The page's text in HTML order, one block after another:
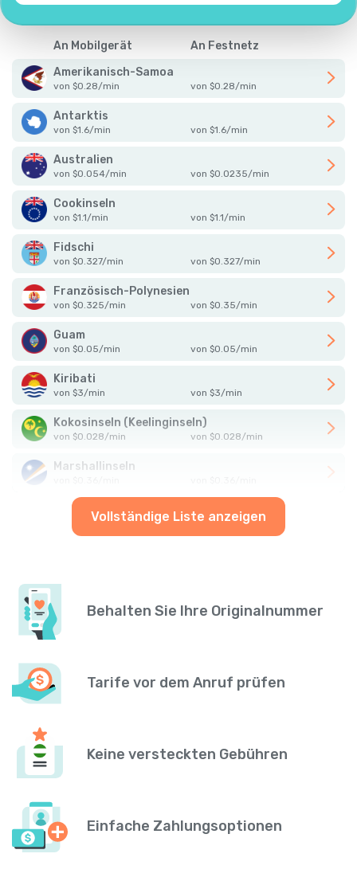
An Mobilgerät
An Festnetz
Amerikanisch-Samoa
von $0.28/min von $0.28/min
Antarktis
von $1.6/min von $1.6/min
Australien
von $0.054/min von $0.0235/min
Cookinseln
von $1.1/min von $1.1/min
Fidschi
von $0.327/min von $0.327/min
Französisch-Polynesien
von $0.325/min von $0.35/min
Guam
von $0.05/min von $0.05/min
Kiribati
von $3/min von $3/min
Kokosinseln (Keelinginseln)
von $0.028/min von $0.028/min
Marshallinseln
Vollständige Liste anzeigen
Behalten Sie Ihre Originalnummer
Tarife vor dem Anruf prüfen
Keine versteckten Gebühren
Einfache Zahlungsoptionen